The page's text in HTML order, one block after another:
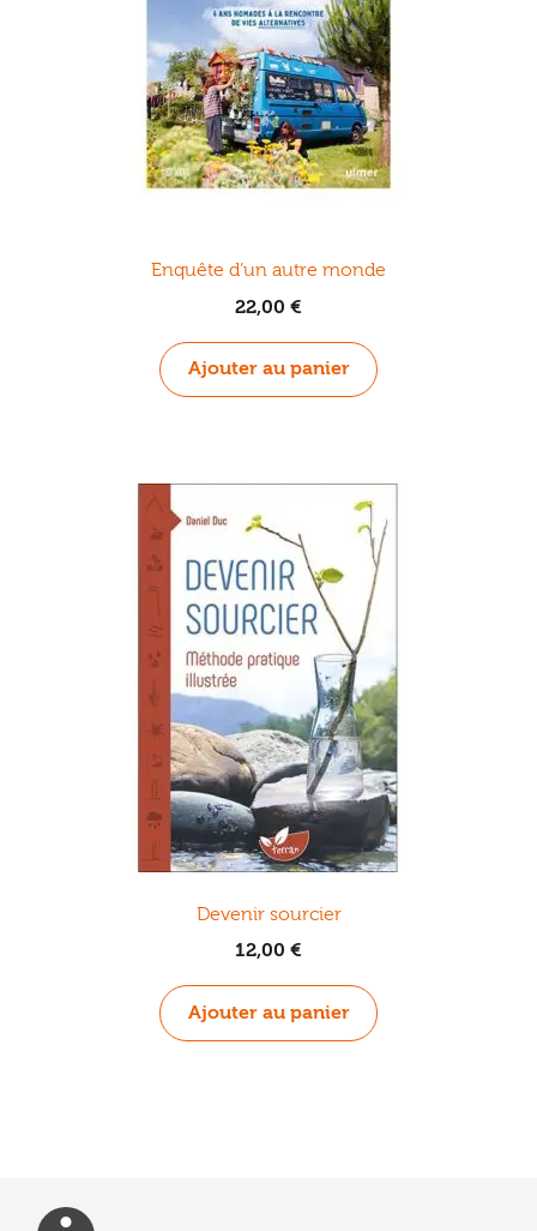
Enquête d’un autre monde
22,00 €
Ajouter au panier
Devenir sourcier
12,00 €
Ajouter au panier